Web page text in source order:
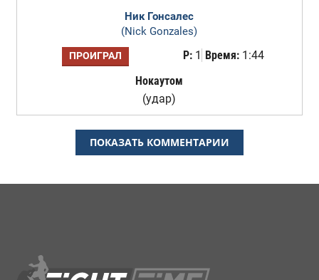
Ник Гонсалес
(Nick Gonzales)
ПРОИГРАЛ Р:1 Время:1:44
Нокаутом
(удар)
ПОКАЗАТЬ КОММЕНТАРИИ